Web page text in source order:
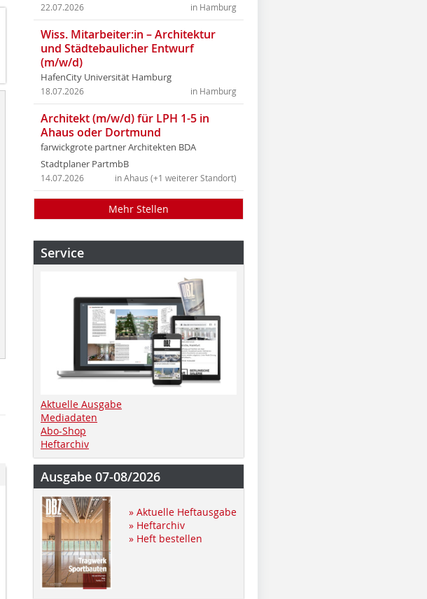
in Hamburg
22.07.2026
Wiss. Mitarbeiter:in – Architektur
und Städtebaulicher Entwurf
(m/w/d)
HafenCity Universität Hamburg
in Hamburg
18.07.2026
Architekt (m/w/d) für LPH 1-5 in
Ahaus oder Dortmund
farwickgrote partner Architekten BDA
Stadtplaner PartmbB
in Ahaus (+1 weiterer Standort)
14.07.2026
Mehr Stellen
Service
Aktuelle Ausgabe
Mediadaten
Abo-Shop
Heftarchiv
Ausgabe 07-08/2026
» Aktuelle Heftausgabe
» Heftarchiv
» Heft bestellen